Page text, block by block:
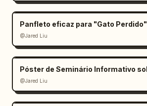
Panfleto eficaz para "Gato Perdido"
@Jared Liu
@Jared Liu